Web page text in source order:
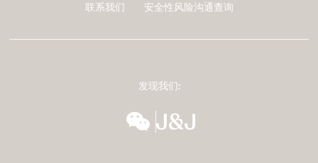
联系我们
安全性风险沟通查询
发现我们:
wechat